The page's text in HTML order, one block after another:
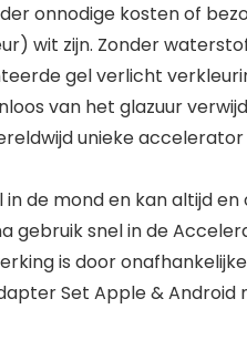
onnodige kosten of
wit zijn. Zonder
gel verlicht
van het glazuur
unieke
in de mond en kan
gebruik snel in de
is door
Set Apple &